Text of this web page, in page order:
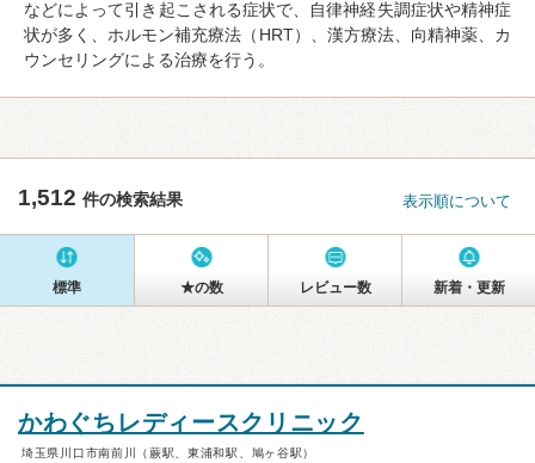
などによって引き起こされる症状で、自律神経失調症状や精神症
状が多く、ホルモン補充療法（HRT）、漢方療法、向精神薬、カ
ウンセリングによる治療を行う。
1,512 件の検索結果 表示順について
標準 ★の数 レビュー数 新着・更新
かわぐちレディースクリニック
埼玉県川口市南前川（蕨駅、東浦和駅、鳩ヶ谷駅）